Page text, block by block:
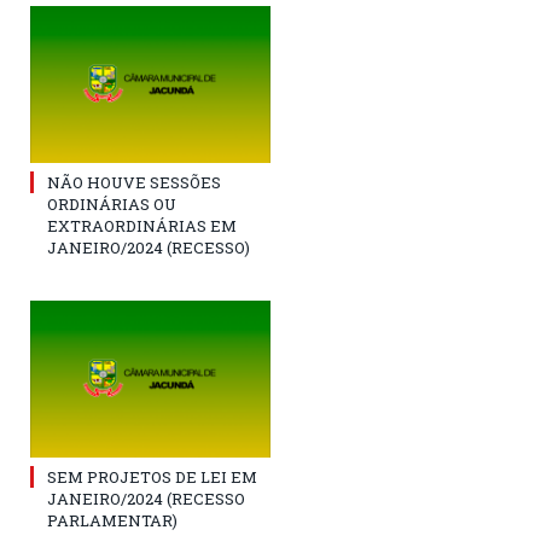
NÃO HOUVE SESSÕES
ORDINÁRIAS OU
EXTRAORDINÁRIAS EM
JANEIRO/2024 (RECESSO)
SEM PROJETOS DE LEI EM
JANEIRO/2024 (RECESSO
PARLAMENTAR)